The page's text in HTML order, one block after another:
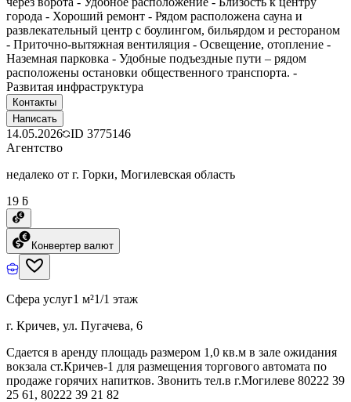
города - Хороший ремонт - Рядом расположена сауна и
развлекательный центр с боулингом, бильярдом и рестораном
- Приточно-вытяжная вентиляция - Освещение, отопление -
Наземная парковка - Удобные подъездные пути – рядом
расположены остановки общественного транспорта. -
Развитая инфраструктура
Контакты
Написать
14.05.2026 ID 3775146
Агентство
недалеко от г. Горки, Могилевская область
19 ƃ
Конвертер валют
Сфера услуг1 м²1/1 этаж
г. Кричев, ул. Пугачева, 6
Сдается в аренду площадь размером 1,0 кв.м в зале ожидания
вокзала ст.Кричев-1 для размещения торгового автомата по
продаже горячих напитков. Звонить тел.в г.Могилеве 80222 39
25 61, 80222 39 21 82